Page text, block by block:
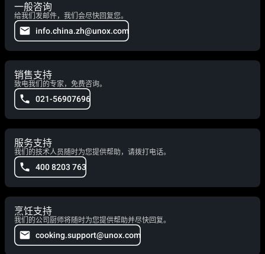
一般咨询
给我们发邮件，我们会尽快回复您。
info.china.zh@unox.com
销售支持
致电我们的专家，免费咨询。
021-56907696
服务支持
我们的技术人员随时为您提供帮助，请拨打电话。
400 8203 763
烹饪支持
我们的公司厨师将随时为您提供帮助并尽快回复。
cooking.support@unox.com